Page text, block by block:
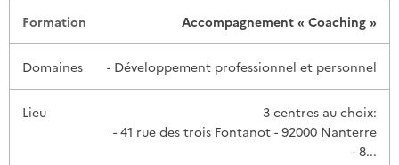
Durée
Accompagnement « Coaching »
- Développement professionnel et personnel
3 centres au choix:
- 41 rue des trois Fontanot - 92000 Nanterre
- 8...